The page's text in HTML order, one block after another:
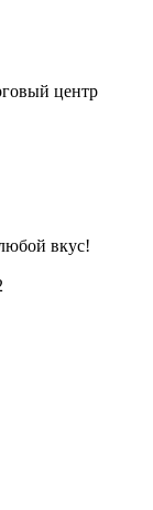
центр
вкус!